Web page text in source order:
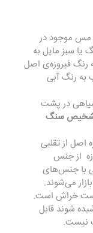
مس موجود در
یا سبز مایل به
رنگ فیروزه‌ی اصل
به رنگ آبی
در پشت
سنگ
اصل از تقلبی
از جنس
با جنس‌های
می‌شوند.
تست خراش است.
شوند قابل
نیست.